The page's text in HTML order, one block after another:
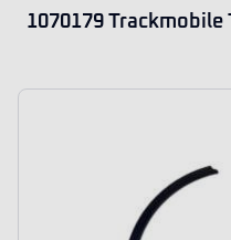
1070179 Trackmobile